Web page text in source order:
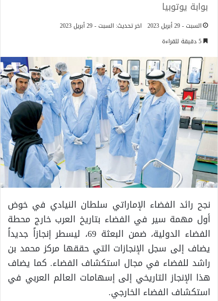
بوابة يوتوبيا
السبت - 29 أبريل 2023
اخر تحديث: السبت - 29 أبريل 2023
نجح رائد الفضاء الإماراتي سلطان النيادي في خوض
أول مهمة سير في الفضاء بتاريخ العرب خارج محطة
الفضاء الدولية، ضمن البعثة 69، ليسطر إنجازاً جديداً
يضاف إلى سجل الإنجازات التي حققها مركز محمد بن
راشد للفضاء في مجال استكشاف الفضاء. كما يضاف
هذا الإنجاز التاريخي إلى إسهامات العالم العربي في
استكشاف الفضاء الخارجي.